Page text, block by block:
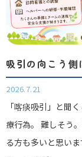
吸引の向こう側
2026.7.21
「喀痰吸引」と聞
療行為。 難しそう
る方も多いと思い